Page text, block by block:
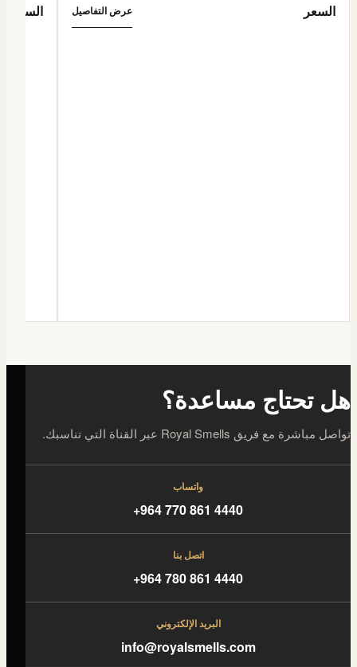
السعر عرض التفاصيل السعر
هل تحتاج مساعدة؟
تواصل مباشرة مع فريق Royal Smells عبر القناة التي تناسبك.
واتساب
+964 770 861 4440
اتصل بنا
+964 780 861 4440
البريد الإلكتروني
info@royalsmells.com